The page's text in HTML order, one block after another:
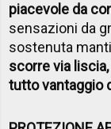
piacevole da
sensazioni da
sostenuta
scorre via
tutto vantaggio